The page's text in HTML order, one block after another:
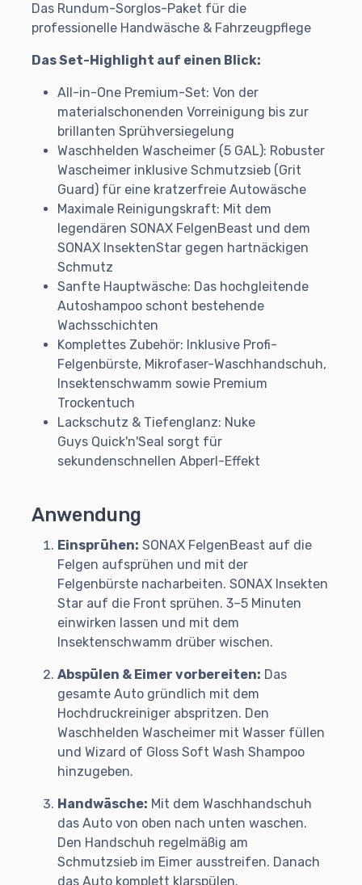
Das Rundum-Sorglos-Paket für die
professionelle Handwäsche & Fahrzeugpflege
Das Set-Highlight auf einen Blick:
All-in-One Premium-Set: Von der
materialschonenden Vorreinigung bis zur
brillanten Sprühversiegelung
Waschhelden Wascheimer (5 GAL): Robuster
Wascheimer inklusive Schmutzsieb (Grit
Guard) für eine kratzerfreie Autowäsche
Maximale Reinigungskraft: Mit dem
legendären SONAX FelgenBeast und dem
SONAX InsektenStar gegen hartnäckigen
Schmutz
Sanfte Hauptwäsche: Das hochgleitende
Autoshampoo schont bestehende
Wachsschichten
Komplettes Zubehör: Inklusive Profi-
Felgenbürste, Mikrofaser-Waschhandschuh,
Insektenschwamm sowie Premium
Trockentuch
Lackschutz & Tiefenglanz: Nuke
Guys Quick'n'Seal sorgt für
sekundenschnellen Abperl-Effekt
Anwendung
Einsprühen: SONAX FelgenBeast auf die
Felgen aufsprühen und mit der
Felgenbürste nacharbeiten. SONAX Insekten
Star auf die Front sprühen. 3–5 Minuten
einwirken lassen und mit dem
Insektenschwamm drüber wischen.
Abspülen & Eimer vorbereiten: Das
gesamte Auto gründlich mit dem
Hochdruckreiniger abspritzen. Den
Waschhelden Wascheimer mit Wasser füllen
und Wizard of Gloss Soft Wash Shampoo
hinzugeben.
Handwäsche: Mit dem Waschhandschuh
das Auto von oben nach unten waschen.
Den Handschuh regelmäßig am
Schmutzsieb im Eimer ausstreifen. Danach
das Auto komplett klarspülen.